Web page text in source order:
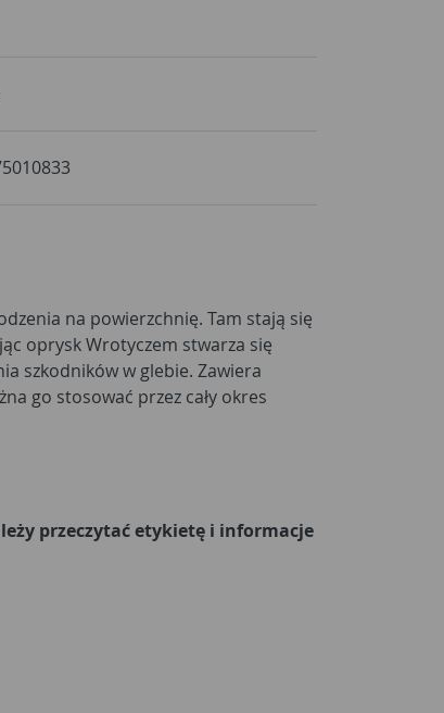
przeczytać etykietę i informacje